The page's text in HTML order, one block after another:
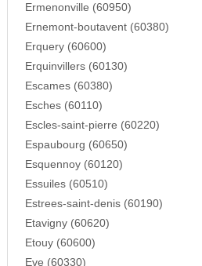
Ermenonville (60950)
Ernemont-boutavent (60380)
Erquery (60600)
Erquinvillers (60130)
Escames (60380)
Esches (60110)
Escles-saint-pierre (60220)
Espaubourg (60650)
Esquennoy (60120)
Essuiles (60510)
Estrees-saint-denis (60190)
Etavigny (60620)
Etouy (60600)
Eve (60330)